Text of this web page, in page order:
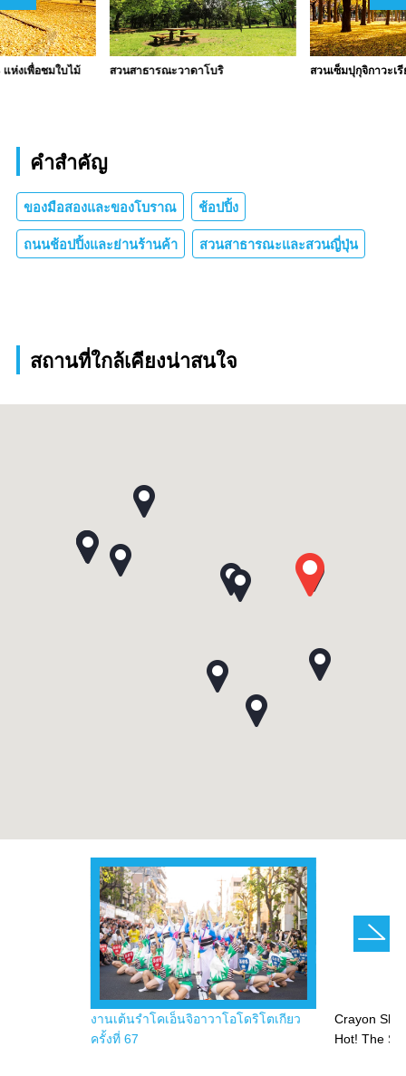
ห่งเพื่อชมใบไม้ สวนสาธารณะวาดาโบริ สวนเซ็มปุกุจิกาวะเ
คำสำคัญ
ของมือสองและของโบราณ ช้อปปิ้ง
ถนนช้อปปิ้งและย่านร้านค้า สวนสาธารณะและสวนญี่ปุ่น
สถานที่ใกล้เคียงน่าสนใจ
งานเต้นรำโคเอ็นจิอาวาโอโดริโตเกียว
ครั้งที่ 67
Crayon
Hot! The